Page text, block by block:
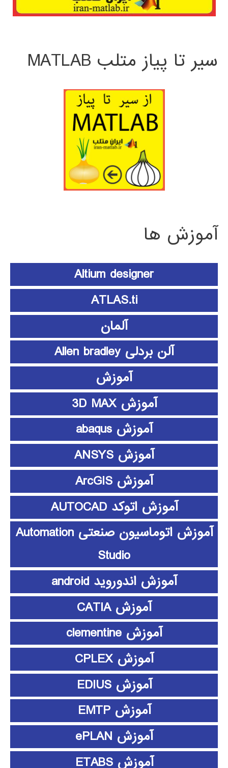
سیر تا پیاز متلب MATLAB
آموزش ها
Altium designer
ATLAS.ti
آلمان
آلن بردلی Allen bradley
آموزش
آموزش 3D MAX
آموزش abaqus
آموزش ANSYS
آموزش ArcGIS
آموزش اتوکد AUTOCAD
آموزش اتوماسیون صنعتی Automation
Studio
آموزش اندوروید android
آموزش CATIA
آموزش clementine
آموزش CPLEX
آموزش EDIUS
آموزش EMTP
آموزش ePLAN
آموزش ETABS